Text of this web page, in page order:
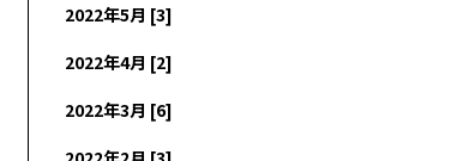
2022年5月 [3]
2022年4月 [2]
2022年3月 [6]